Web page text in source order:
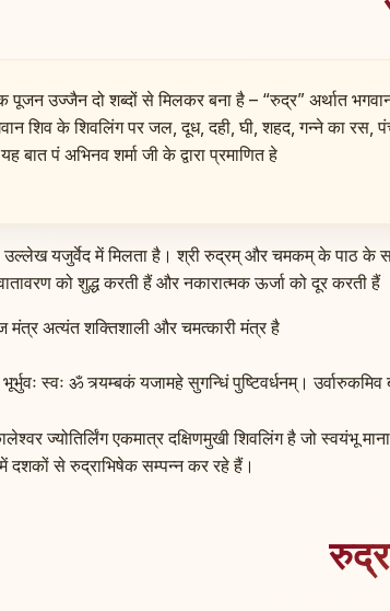
पूजन उज्जैन दो शब्दों से मिलकर बना है – “रुद्र” अर्थात
शिव के शिवलिंग पर जल, दूध, दही, घी, शहद, गन्ने का रस,
बात पं अभिनव शर्मा जी के द्वारा प्रमाणित हे
उल्लेख यजुर्वेद में मिलता है। श्री रुद्रम् और चमकम् के पाठ के
को शुद्ध करती हैं और नकारात्मक ऊर्जा को दूर करती हैं
मंत्र अत्यंत शक्तिशाली और चमत्कारी मंत्र है
स्वः ॐ त्र्यम्बकं यजामहे सुगन्धिं पुष्टिवर्धनम्। उर्वारुकमिव
ज्योतिर्लिंग एकमात्र दक्षिणमुखी शिवलिंग है जो
दशकों से रुद्राभिषेक सम्पन्न कर रहे हैं।